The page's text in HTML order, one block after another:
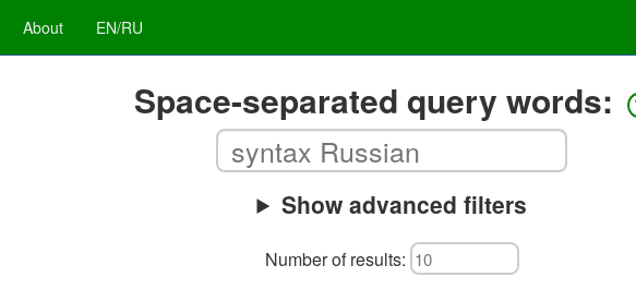
About EN/RU
Space-separated query words:
Show advanced filters
Number of results: